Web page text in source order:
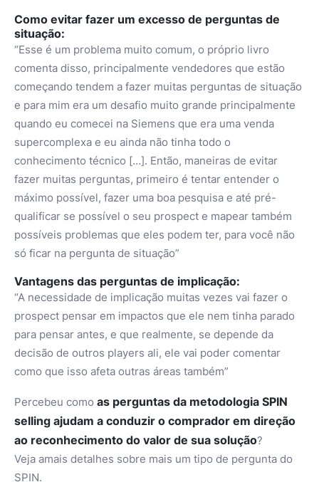
Como evitar fazer um excesso de perguntas de
situação:
“Esse é um problema muito comum, o próprio livro
comenta disso, principalmente vendedores que estão
começando tendem a fazer muitas perguntas de situação
e para mim era um desafio muito grande principalmente
quando eu comecei na Siemens que era uma venda
supercomplexa e eu ainda não tinha todo o
conhecimento técnico […]. Então, maneiras de evitar
fazer muitas perguntas, primeiro é tentar entender o
máximo possível, fazer uma boa pesquisa e até pré-
qualificar se possível o seu prospect e mapear também
possíveis problemas que eles podem ter, para você não
só ficar na pergunta de situação”
Vantagens das perguntas de implicação:
“A necessidade de implicação muitas vezes vai fazer o
prospect pensar em impactos que ele nem tinha parado
para pensar antes, e que realmente, se depende da
decisão de outros players ali, ele vai poder comentar
como que isso afeta outras áreas também”
Percebeu como as perguntas da metodologia SPIN
selling ajudam a conduzir o comprador em direção
ao reconhecimento do valor de sua solução?
Veja amais detalhes sobre mais um tipo de pergunta do
SPIN.